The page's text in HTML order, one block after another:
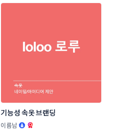
기능성 속옷 브랜딩
이름남